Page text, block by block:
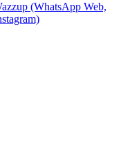
(WhatsApp Web,